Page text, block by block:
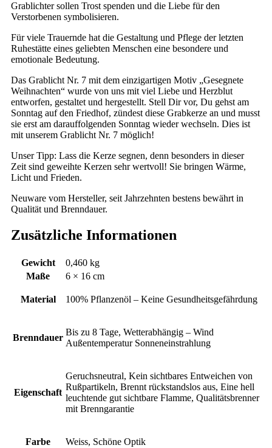
Grablichter sollen Trost spenden und die Liebe für den
Verstorbenen symbolisieren.
Für viele Trauernde hat die Gestaltung und Pflege der letzten
Ruhestätte eines geliebten Menschen eine besondere und
emotionale Bedeutung.
Das Grablicht Nr. 7 mit dem einzigartigen Motiv „Gesegnete
Weihnachten“ wurde von uns mit viel Liebe und Herzblut
entworfen, gestaltet und hergestellt. Stell Dir vor, Du gehst am
Sonntag auf den Friedhof, zündest diese Grabkerze an und musst
sie erst am darauffolgenden Sonntag wieder wechseln. Dies ist
mit unserem Grablicht Nr. 7 möglich!
Unser Tipp: Lass die Kerze segnen, denn besonders in dieser
Zeit sind geweihte Kerzen sehr wertvoll! Sie bringen Wärme,
Licht und Frieden.
Neuware vom Hersteller, seit Jahrzehnten bestens bewährt in
Qualität und Brenndauer.
Zusätzliche Informationen
Gewicht
0,460 kg
Maße
6 × 16 cm
Material 100% Pflanzenöl – Keine Gesundheitsgefährdung
Brenndauer
Bis zu 8 Tage, Wetterabhängig – Wind
Außentemperatur Sonneneinstrahlung
Eigenschaft
Geruchsneutral, Kein sichtbares Entweichen von
Rußpartikeln, Brennt rückstandslos aus, Eine hell
leuchtende gut sichtbare Flamme, Qualitätsbrenner
mit Brenngarantie
Farbe Weiss, Schöne Optik